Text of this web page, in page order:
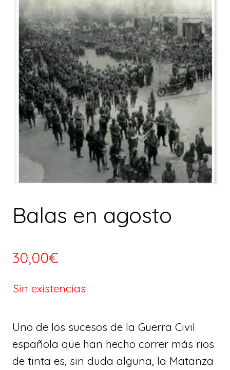
Balas en agosto
30,00€
Sin existencias
Uno de los sucesos de la Guerra Civil
española que han hecho correr más rios
de tinta es, sin duda alguna, la Matanza